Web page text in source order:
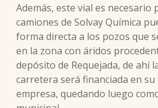
Además, este vial es necesario
camiones de Solvay Química
forma directa a los pozos que
en la zona con áridos
depósito de Requejada, de ahí
carretera será financiada en
empresa, quedando luego